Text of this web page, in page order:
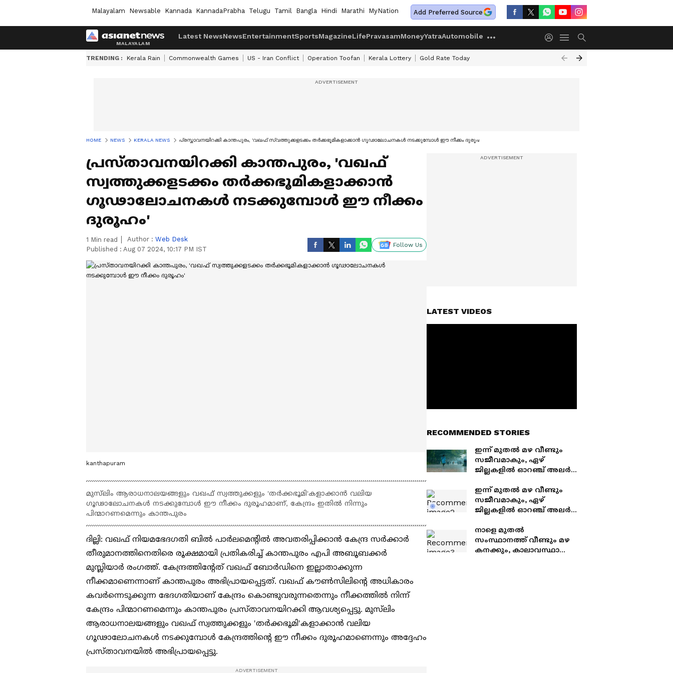
Malayalam Newsable Kannada KannadaPrabha Telugu Tamil Bangla Hindi Marathi MyNation Add Preferred Source
Latest NewsNewsEntertainmentSportsMagazineLifePravasamMoneyYatraAutomobile
TRENDING : Kerala Rain Commonwealth Games US - Iran Conflict Operation Toofan Kerala Lottery Gold Rate Today
HOME NEWS KERALA NEWS പ്രസ്താവനയിറക്കി കാന്തപുരം, 'വഖഫ് സ്വത്തുക്കളടക്കം തർക്കഭൂമികളാക്കാൻ ഗൂഢാലോചനകൾ നടക്കുമ്പോൾ ഈ നീക്കം ദുരൂഹം'
പ്രസ്താവനയിറക്കി കാന്തപുരം, 'വഖഫ്
സ്വത്തുക്കളടക്കം തർക്കഭൂമികളാക്കാൻ
ഗൂഢാലോചനകൾ നടക്കുമ്പോൾ ഈ നീക്കം
ദുരൂഹം'
1 Min read Author : Web Desk
Published : Aug 07 2024, 10:17 PM IST
Follow Us
kanthapuram
മുസ്‌ലിം ആരാധനാലയങ്ങളും വഖഫ് സ്വത്തുക്കളും 'തര്‍ക്കഭൂമി'കളാക്കാന്‍ വലിയ
ഗൂഢാലോചനകള്‍ നടക്കുമ്പോള്‍ ഈ നീക്കം ദുരൂഹമാണ്, കേന്ദ്രം ഇതിൽ നിന്നും
പിന്മാറണമെന്നും കാന്തപുരം
ദില്ലി: വഖഫ് നിയമഭേദഗതി ബിൽ പാർലമെന്‍റിൽ അവതരിപ്പിക്കാൻ കേന്ദ്ര സർക്കാർ
തീരുമാനത്തിനെതിരെ രൂക്ഷമായി പ്രതികരിച്ച് കാന്തപുരം എപി അബൂബക്കര്‍
മുസ്ലിയാര്‍ രംഗത്ത്. കേന്ദ്രത്തിന്‍റേത് വഖഫ് ബോര്‍ഡിനെ ഇല്ലാതാക്കുന്ന
നീക്കമാണെന്നാണ് കാന്തപുരം അഭിപ്രായപ്പെട്ടത്. വഖഫ് കൗണ്‍സിലിന്‍റെ അധികാരം
കവര്‍ന്നെടുക്കുന്ന ഭേദഗതിയാണ് കേന്ദ്രം കൊണ്ടുവരുന്നതെന്നും നീക്കത്തിൽ നിന്ന്
കേന്ദ്രം പിന്മാറണമെന്നും കാന്തപുരം പ്രസ്താവനയിറക്കി ആവശ്യപ്പെട്ടു. മുസ്‌ലിം
ആരാധനാലയങ്ങളും വഖഫ് സ്വത്തുക്കളും 'തര്‍ക്കഭൂമി'കളാക്കാന്‍ വലിയ
ഗൂഢാലോചനകള്‍ നടക്കുമ്പോള്‍ കേന്ദ്രത്തിന്‍റെ ഈ നീക്കം ദുരൂഹമാണെന്നും അദ്ദേഹം
പ്രസ്താവനയിൽ അഭിപ്രായപ്പെട്ടു.
LATEST VIDEOS
RECOMMENDED STORIES
ഇന്ന് മുതൽ മഴ വീണ്ടും
സജീവമാകും, ഏഴ്
ജില്ലകളിൽ ഓറഞ്ച് അലർട്ട്,
അവധി
ഇന്ന് മുതൽ മഴ വീണ്ടും
സജീവമാകും, ഏഴ്
ജില്ലകളിൽ ഓറഞ്ച് അലർട്ട്,
അവധി
നാളെ മുതൽ
സംസ്ഥാനത്ത് വീണ്ടും മഴ
കനക്കും, കാലാവസ്ഥാ